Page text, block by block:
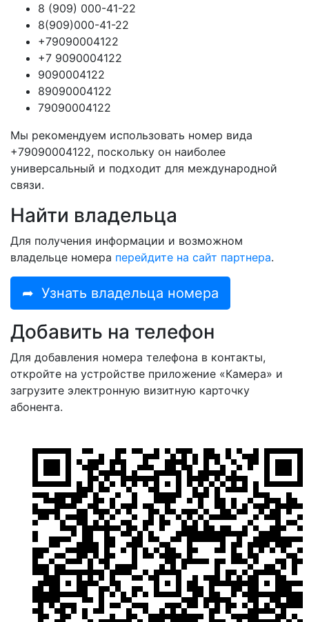
8 (909) 000-41-22
8(909)000-41-22
+79090004122
+7 9090004122
9090004122
89090004122
79090004122
Мы рекомендуем использовать номер вида
+79090004122, поскольку он наиболее
универсальный и подходит для международной
связи.
Найти владельца
Для получения информации и возможном
владельце номера перейдите на сайт партнера.
➦ Узнать владельца номера
Добавить на телефон
Для добавления номера телефона в контакты,
откройте на устройстве приложение «Камера» и
загрузите электронную визитную карточку
абонента.